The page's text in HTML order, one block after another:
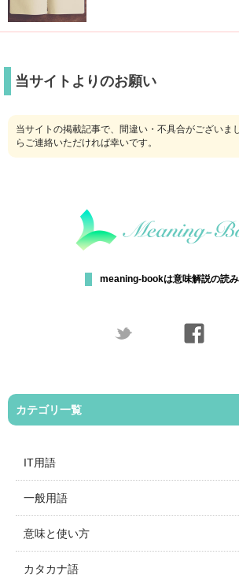
当サイトよりのお願い
当サイトの掲載記事で、間違い・不具合がございま
らご連絡いただければ幸いです。
meaning-bookは意味解説の読
カテゴリ一覧
IT用語
一般用語
意味と使い方
カタカナ語